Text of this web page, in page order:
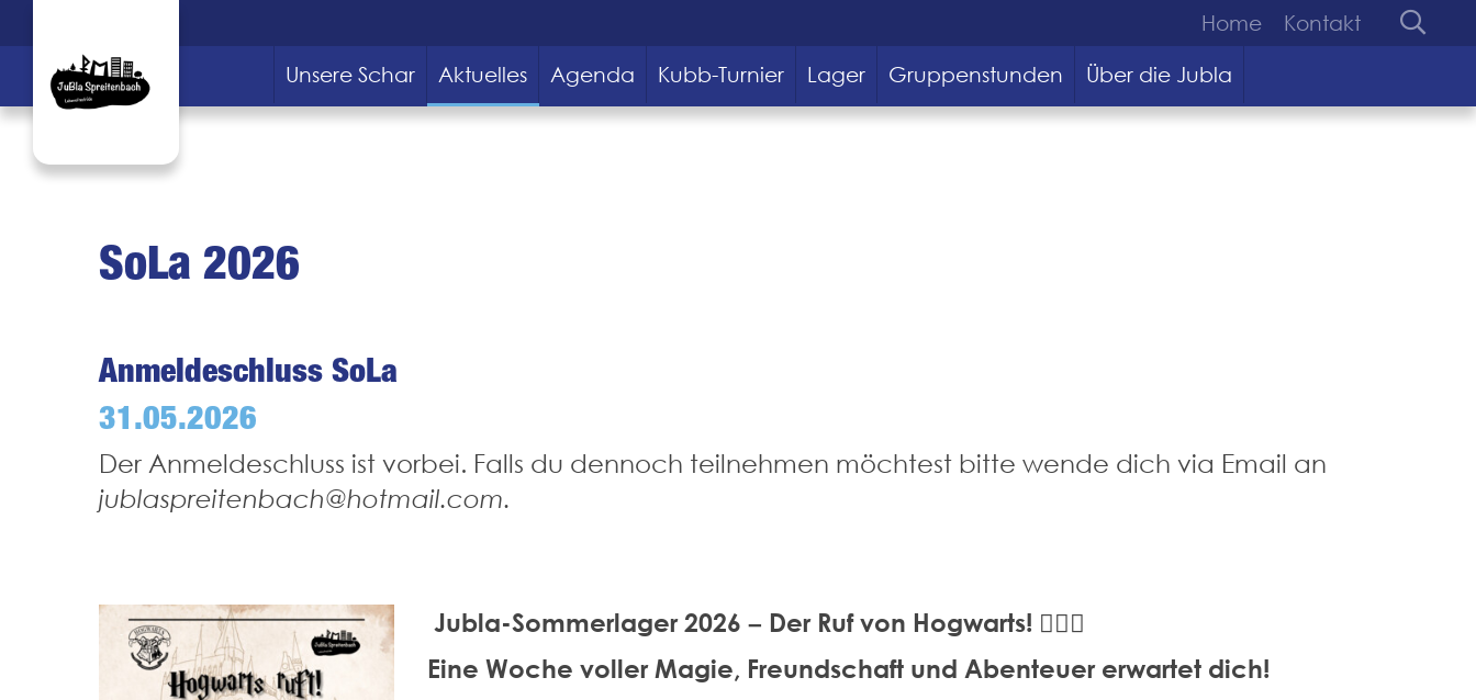
Home Kontakt
Unsere Schar Aktuelles Agenda Kubb-Turnier Lager Gruppenstunden Über die Jubla
SoLa 2026
Anmeldeschluss SoLa
31.05.2026
Der Anmeldeschluss ist vorbei. Falls du dennoch teilnehmen möchtest bitte wende dich via Email an
jublaspreitenbach@hotmail.com.
Jubla-Sommerlager 2026 – Der Ruf von Hogwarts! 🧙‍♂️✨
Eine Woche voller Magie, Freundschaft und Abenteuer erwartet dich!